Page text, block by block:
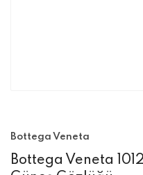
Bottega Veneta
Bottega Veneta